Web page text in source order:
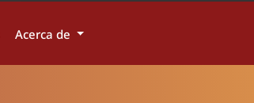
Acerca de